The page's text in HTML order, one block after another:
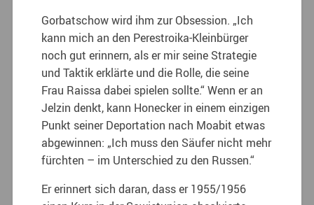
Gorbatschow wird ihm zur Obsession. „Ich
kann mich an den Perestroika-Kleinbürger
noch gut erinnern, als er mir seine Strategie
und Taktik erklärte und die Rolle, die seine
Frau Raissa dabei spielen sollte.“ Wenn er an
Jelzin denkt, kann Honecker in einem einzigen
Punkt seiner Deportation nach Moabit etwas
abgewinnen: „Ich muss den Säufer nicht mehr
fürchten – im Unterschied zu den Russen.“
Er erinnert sich daran, dass er 1955/1956